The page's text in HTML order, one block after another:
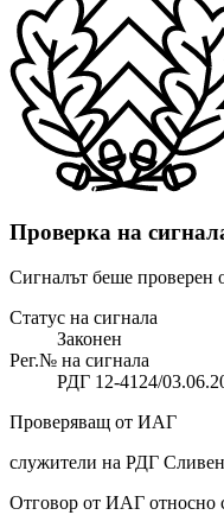
Проверка на
Сигналът беше проверен
Статус на сигнала
Законен
Рег.№ на сигнала
РДГ 12-4124/
Проверяващ от ИАГ
служители на РДГ Сливен
Отговор от ИАГ относно